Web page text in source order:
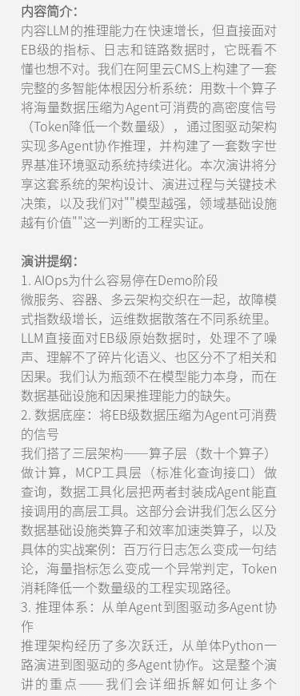
内容简介：
内容LLM的推理能力在快速增长，但直接面对
EB级的指标、日志和链路数据时，它既看不
懂也想不对。我们在阿里云CMS上构建了一套
完整的多智能体根因分析系统：用数十个算子
将海量数据压缩为Agent可消费的高密度信号
（Token降低一个数量级），通过图驱动架构
实现多Agent协作推理，并构建了一套数字世
界基准环境驱动系统持续进化。本次演讲将分
享这套系统的架构设计、演进过程与关键技术
决策，以及我们对""模型越强，领域基础设施
越有价值""这一判断的工程实证。
演讲提纲：
1. AIOps为什么容易停在Demo阶段
微服务、容器、多云架构交织在一起，故障模
式指数级增长，运维数据散落在不同系统里。
LLM直接面对EB级原始数据时，处理不了噪
声、理解不了碎片化语义、也区分不了相关和
因果。我们认为瓶颈不在模型能力本身，而在
数据基础设施和因果推理能力的缺失。
2. 数据底座：将EB级数据压缩为Agent可消费
的信号
我们搭了三层架构——算子层（数十个算子）
做计算，MCP工具层（标准化查询接口）做
查询，数据工具化层把两者封装成Agent能直
接调用的高层工具。这部分会讲我们怎么区分
数据基础设施类算子和效率加速类算子，以及
具体的实战案例：百万行日志怎么变成一句结
论，海量指标怎么变成一个异常判定，Token
消耗降低一个数量级的工程实现路径。
3. 推理体系：从单Agent到图驱动多Agent协
作
推理架构经历了多次跃迁，从单体Python一
路演进到图驱动的多Agent协作。这是整个演
讲的重点——我们会详细拆解如何让多个